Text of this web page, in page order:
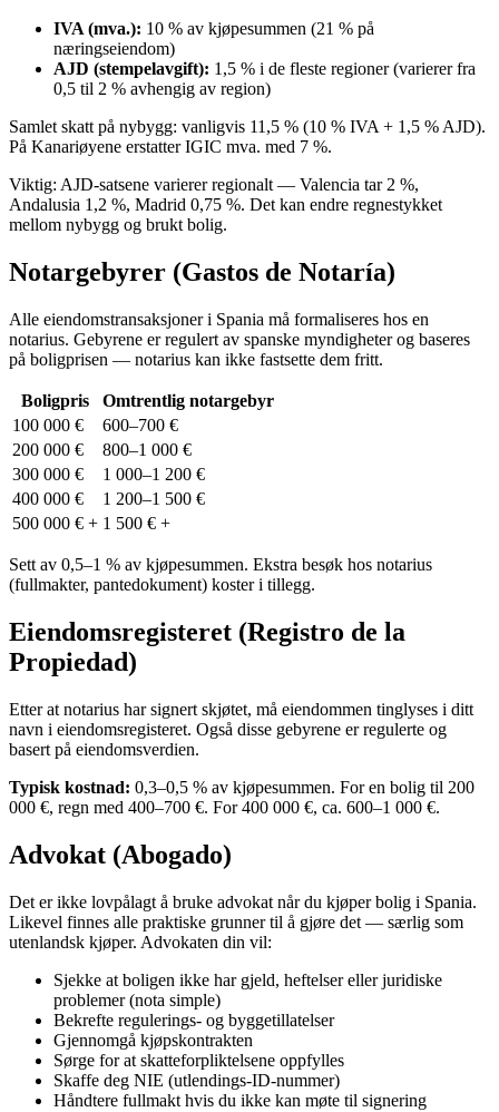
IVA (mva.): 10 % av kjøpesummen (21 % på
næringseiendom)
AJD (stempelavgift): 1,5 % i de fleste regioner (varierer fra
0,5 til 2 % avhengig av region)
Samlet skatt på nybygg: vanligvis 11,5 % (10 % IVA + 1,5 % AJD).
På Kanariøyene erstatter IGIC mva. med 7 %.
Viktig: AJD-satsene varierer regionalt — Valencia tar 2 %,
Andalusia 1,2 %, Madrid 0,75 %. Det kan endre regnestykket
mellom nybygg og brukt bolig.
Notargebyrer (Gastos de Notaría)
Alle eiendomstransaksjoner i Spania må formaliseres hos en
notarius. Gebyrene er regulert av spanske myndigheter og baseres
på boligprisen — notarius kan ikke fastsette dem fritt.
Boligpris
Omtrentlig notargebyr
100 000 €
600–700 €
200 000 €
800–1 000 €
300 000 €
1 000–1 200 €
400 000 €
1 200–1 500 €
500 000 € + 1 500 € +
Sett av 0,5–1 % av kjøpesummen. Ekstra besøk hos notarius
(fullmakter, pantedokument) koster i tillegg.
Eiendomsregisteret (Registro de la
Propiedad)
Etter at notarius har signert skjøtet, må eiendommen tinglyses i ditt
navn i eiendomsregisteret. Også disse gebyrene er regulerte og
basert på eiendomsverdien.
Typisk kostnad: 0,3–0,5 % av kjøpesummen. For en bolig til 200
000 €, regn med 400–700 €. For 400 000 €, ca. 600–1 000 €.
Advokat (Abogado)
Det er ikke lovpålagt å bruke advokat når du kjøper bolig i Spania.
Likevel finnes alle praktiske grunner til å gjøre det — særlig som
utenlandsk kjøper. Advokaten din vil:
Sjekke at boligen ikke har gjeld, heftelser eller juridiske
problemer (nota simple)
Bekrefte regulerings- og byggetillatelser
Gjennomgå kjøpskontrakten
Sørge for at skatteforpliktelsene oppfylles
Skaffe deg NIE (utlendings-ID-nummer)
Håndtere fullmakt hvis du ikke kan møte til signering